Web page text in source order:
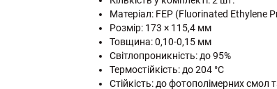
Матеріал: FEP (Fluorinated Ethylene
Розмір: 173 × 115,4 мм
Товщина: 0,10-0,15 мм
Світлопроникність: до 95%
Термостійкість: до 204 °C
Стійкість: до фотополімерних смол